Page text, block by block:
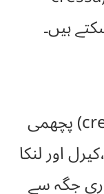
اس کی جھاڑیاں (cressa cretica) پچھمی
اور لنکا
جگہ سے